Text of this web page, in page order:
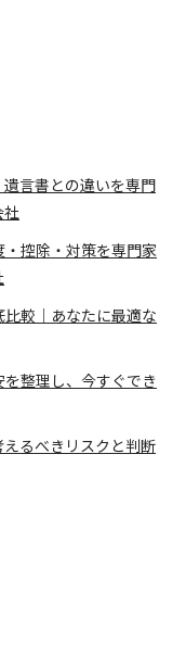
言書との違いを専門
社
控除・対策を専門家
較｜あなたに最適な
整理し、今すぐでき
るべきリスクと判断